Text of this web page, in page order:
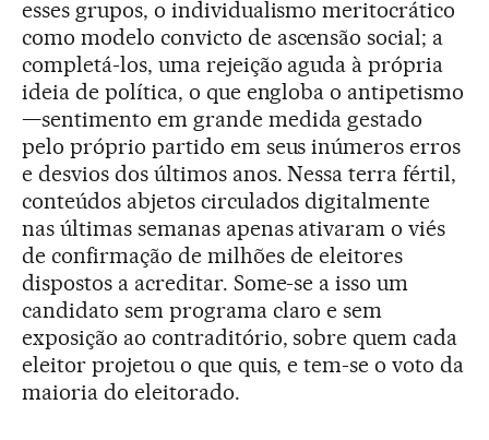
esses grupos, o individualismo meritocrático
como modelo convicto de ascensão social; a
completá-los, uma rejeição aguda à própria
ideia de política, o que engloba o antipetismo
—sentimento em grande medida gestado
pelo próprio partido em seus inúmeros erros
e desvios dos últimos anos. Nessa terra fértil,
conteúdos abjetos circulados digitalmente
nas últimas semanas apenas ativaram o viés
de confirmação de milhões de eleitores
dispostos a acreditar. Some-se a isso um
candidato sem programa claro e sem
exposição ao contraditório, sobre quem cada
eleitor projetou o que quis, e tem-se o voto da
maioria do eleitorado.